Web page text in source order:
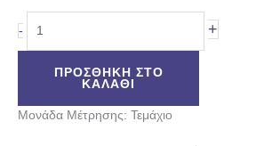
- +
ΠΡΟΣΘΉΚΗ ΣΤΟ
ΚΑΛΆΘΙ
Μονάδα Μέτρησης: Τεμάχιο